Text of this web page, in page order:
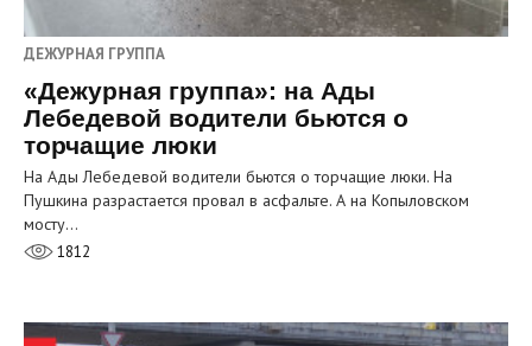
ДЕЖУРНАЯ ГРУППА
«Дежурная группа»: на Ады
Лебедевой водители бьются о
торчащие люки
На Ады Лебедевой водители бьются о торчащие люки. На
Пушкина разрастается провал в асфальте. А на Копыловском
мосту…
1812